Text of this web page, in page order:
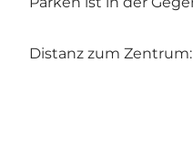
Distanz zum